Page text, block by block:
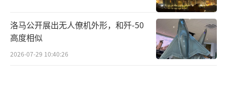
洛马公开展出无人僚机外形，和歼-50
高度相似
2026-07-29 10:40:26